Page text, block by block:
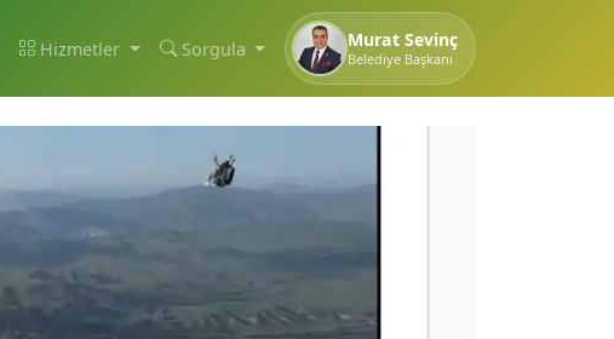
Hizmetler Sorgula Murat Sevinç
Belediye Başkanı